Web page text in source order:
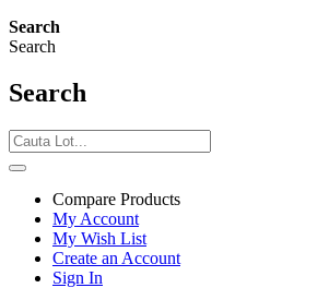
Search
Search
Search
Compare Products
My Account
My Wish List
Create an Account
Sign In